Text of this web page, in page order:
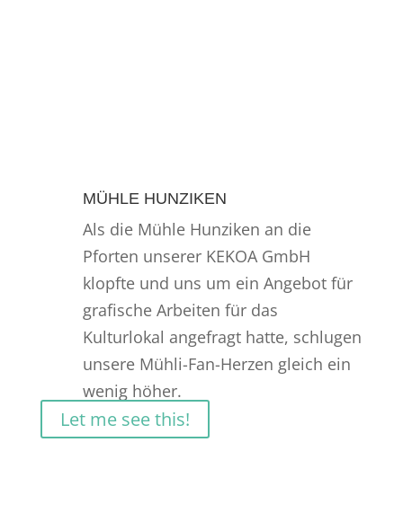
MÜHLE HUNZIKEN
Als die Mühle Hunziken an die
Pforten unserer KEKOA GmbH
klopfte und uns um ein Angebot für
grafische Arbeiten für das
Kulturlokal angefragt hatte, schlugen
unsere Mühli-Fan-Herzen gleich ein
wenig höher.
Let me see this!